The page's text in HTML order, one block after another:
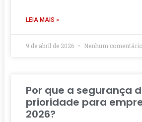
LEIA MAIS »
9 de abril de 2026 Nenhum comentário
Por que a segurança
prioridade para
2026?